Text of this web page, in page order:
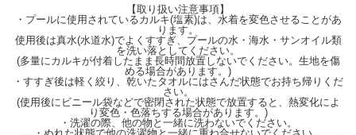
チュール部分：ポリエステル100％
裏地：ポリエステル100％
【Detail】
着丈：62.5cm
身幅：34cm
ウエスト周囲：62cm
脇丈(着丈)：28cm
【取り扱い注意事項】
・プールに使用されているカルキ(塩素)は、水着を変色させることがあ
ります。
使用後は真水(水道水)でよくすすぎ、プールの水・海水・サンオイル類
を洗い落としてください。
(多量にカルキが付着したまま長時間放置しないでください。生地を傷
める場合があります。)
・すすぎ後は軽く絞り、乾いたタオルにはさんだ状態でお持ち帰りくだ
さい。
(使用後にビニール袋などで密閉された状態で放置すると、熱変化によ
り変色・色落ちする場合があります。)
・洗濯の際、他の物と一緒に洗わないでください。